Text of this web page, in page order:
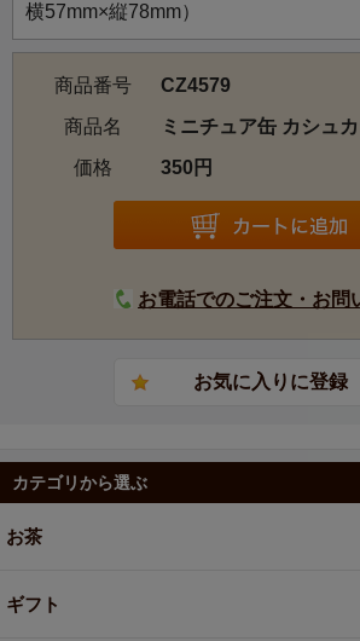
横57mm×縦78mm）
商品番号
CZ4579
商品名
ミニチュア缶 カシュ
価格
350円
お電話でのご注文・お問
カテゴリから選ぶ
お茶
ギフト